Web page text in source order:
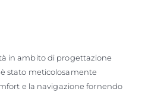
in ambito di progettazione
stato meticolosamente
e la navigazione fornendo